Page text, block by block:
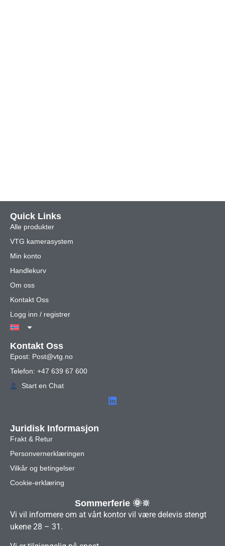
Quick Links
Alle produkter
VTG kamerasystem
Min konto
Handlekurv
Om oss
Kontakt Oss
Logg inn / registrer
Kontakt Oss
Epost: Post@vtg.no
Telefon: +47 639 67 600
Start en Chat
Juridisk Informasjon
Frakt & Retur
Personvernerklæringen
Vilkår og betingelser
Cookie-erklæring
Sommerferie 🌞🔆
Vi vil informere om at vårt kontor vil være delevis stengt
ukene 28 – 31.